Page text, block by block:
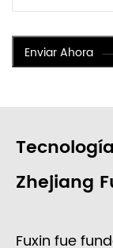
Enviar Ahora
Zhejiang
Fuxin fue